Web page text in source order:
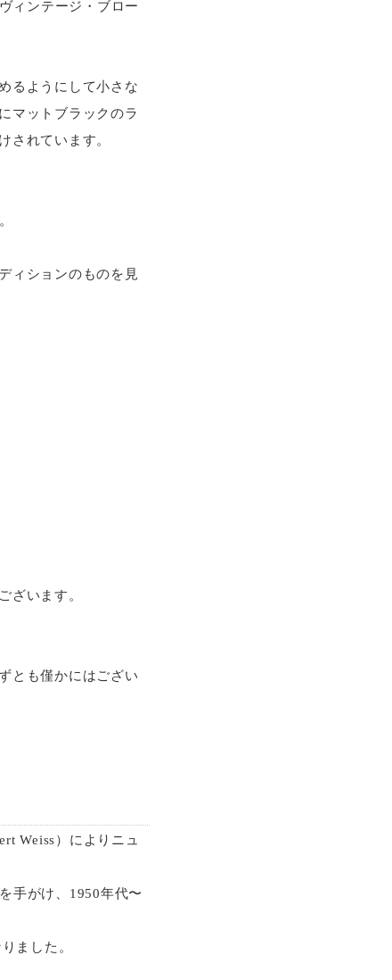
ィンテージ・ブロー
るようにして小さな
マットブラックのラ
されています。
ィションのものを見
ざいます。
とも僅かにはござい
Weiss）によりニュ
手がけ、1950年代〜
ました。